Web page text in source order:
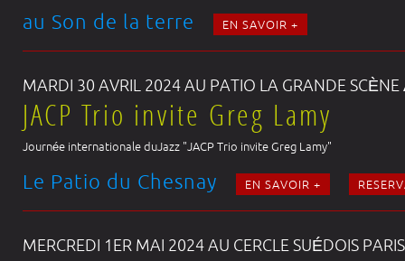
au Son de la terre EN SAVOIR +
MARDI 30 AVRIL 2024 AU PATIO LA GRANDE
JACP Trio invite Greg Lamy
Journée internationale duJazz "JACP Trio invite Greg Lamy"
Le Patio du Chesnay EN SAVOIR +
MERCREDI 1ER MAI 2024 AU CERCLE SUÉDOIS